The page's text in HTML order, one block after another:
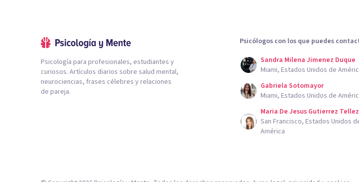
Psicología para profesionales, estudiantes y
curiosos. Artículos diarios sobre salud mental,
neurociencias, frases célebres y relaciones
de pareja.
Psicólogos con los que puedes
Sandra Milena Jimenez Duque
Miami, Estados Unidos de
Gabriela Sotomayor
Miami, Estados Unidos de
Maria De Jesus Gutierrez Tellez
San Francisco, Estados Unidos
América